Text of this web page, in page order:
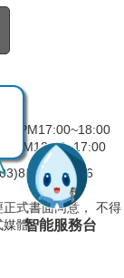
PM17:00~18:00
PM13:30~17:00
5103～6
式書面同意， 不得
媒體。智能服務台